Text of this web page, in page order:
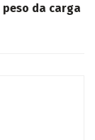
da carga